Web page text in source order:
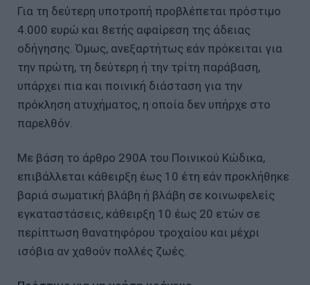
Για τη δεύτερη υποτροπή προβλέπεται πρόστιμο
4.000 ευρώ και 8ετής αφαίρεση της άδειας
οδήγησης. Όμως, ανεξαρτήτως εάν πρόκειται για
την πρώτη, τη δεύτερη ή την τρίτη παράβαση,
υπάρχει πια και ποινική διάσταση για την
πρόκληση ατυχήματος, η οποία δεν υπήρχε στο
παρελθόν.
Με βάση το άρθρο 290Α του Ποινικού Κώδικα,
επιβάλλεται κάθειρξη έως 10 έτη εάν προκλήθηκε
βαριά σωματική βλάβη ή βλάβη σε κοινωφελείς
εγκαταστάσεις, κάθειρξη 10 έως 20 ετών σε
περίπτωση θανατηφόρου τροχαίου και μέχρι
ισόβια αν χαθούν πολλές ζωές.